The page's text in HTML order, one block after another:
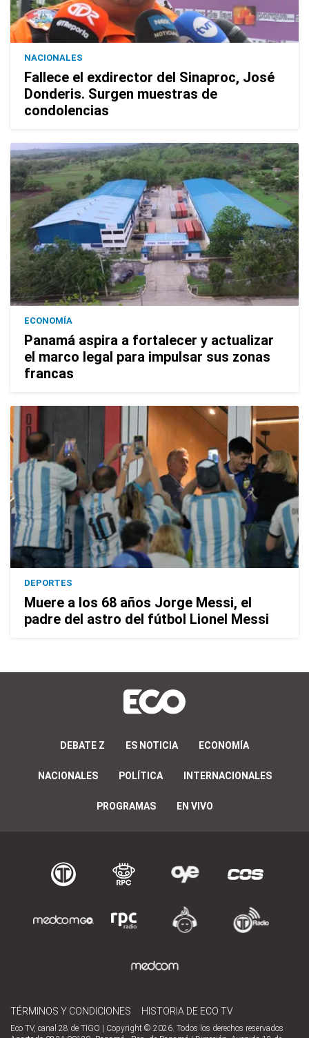
NACIONALES
Fallece el exdirector del Sinaproc, José
Donderis. Surgen muestras de
condolencias
ECONOMÍA
Panamá aspira a fortalecer y actualizar
el marco legal para impulsar sus zonas
francas
DEPORTES
Muere a los 68 años Jorge Messi, el
padre del astro del fútbol Lionel Messi
DEBATE Z ES NOTICIA ECONOMÍA
NACIONALES POLÍTICA INTERNACIONALES
PROGRAMAS EN VIVO
TÉRMINOS Y CONDICIONES HISTORIA DE ECO TV
Eco TV, canal 28 de TIGO | Copyright © 2026. Todos los derechos reservados